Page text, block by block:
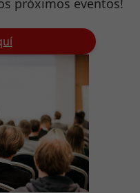
próximos eventos!